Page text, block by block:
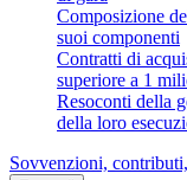
Composizione
suoi componenti
Contratti di
superiore a 1
Resoconti della
della loro
Sovvenzioni,